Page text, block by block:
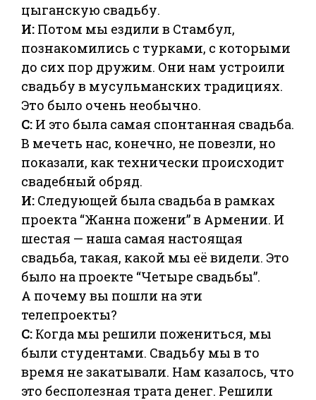
цыганскую свадьбу.
И: Потом мы ездили в Стамбул,
познакомились с турками, с которыми
до сих пор дружим. Они нам устроили
свадьбу в мусульманских традициях.
Это было очень необычно.
С: И это была самая спонтанная свадьба.
В мечеть нас, конечно, не повезли, но
показали, как технически происходит
свадебный обряд.
И: Следующей была свадьба в рамках
проекта “Жанна пожени” в Армении. И
шестая — наша самая настоящая
свадьба, такая, какой мы её видели. Это
было на проекте “Четыре свадьбы”.
А почему вы пошли на эти
телепроекты?
С: Когда мы решили пожениться, мы
были студентами. Свадьбу мы в то
время не закатывали. Нам казалось, что
это бесполезная трата денег. Решили